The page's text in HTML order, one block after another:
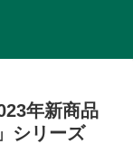
年新商品
シリーズ